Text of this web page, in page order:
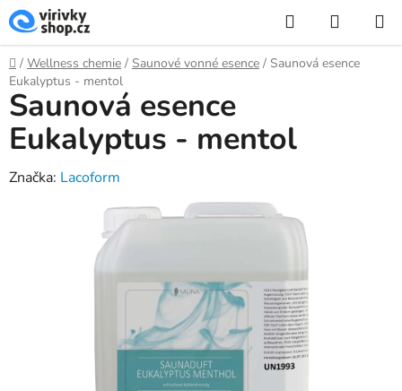
Přejít
na
obsah
Hledat
KOŠÍK
Domů
/ Wellness chemie / Saunové vonné esence / Saunová esence
Eukalyptus - mentol
Saunová esence
Eukalyptus - mentol
Značka: Lacoform